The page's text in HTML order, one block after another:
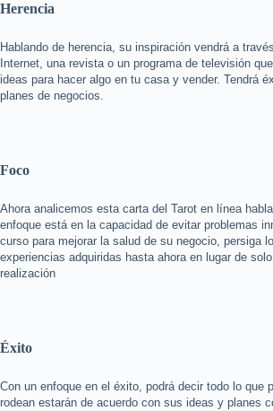
Herencia
Hablando de herencia, su inspiración vendrá a
Internet, una revista o un programa de televisión
ideas para hacer algo en tu casa y vender. Tendrá
planes de negocios.
Foco
Ahora analicemos esta carta del Tarot en línea
enfoque está en la capacidad de evitar problemas
curso para mejorar la salud de su negocio, persiga
experiencias adquiridas hasta ahora en lugar de
realización
Éxito
Con un enfoque en el éxito, podrá decir todo lo que
rodean estarán de acuerdo con sus ideas y planes